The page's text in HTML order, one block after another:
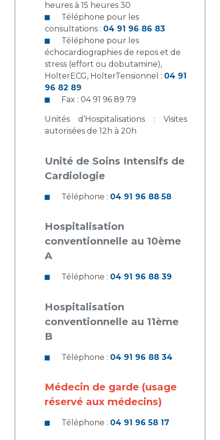
Qualité
Nos indicateurs qualité et de sécurité des soins
Protection des données
Sécurité
Les recherches en santé à l’AP-HM
Liste des marchés conclus
Documents utiles
heures à 15 heures 30
Téléphone pour les
consultations : 04 91 96 86 83
Téléphone pour les
échocardiographies de repos et de
stress (effort ou dobutamine),
HolterECG, HolterTensionnel : 04 91
96 82 89
Fax : 04 91 96 89 79
Unités d’Hospitalisations : Visites
autorisées de 12h à 20h
Unité de Soins Intensifs de
Cardiologie
Téléphone : 04 91 96 88 58
Hospitalisation
conventionnelle au 10ème
A
Téléphone : 04 91 96 88 39
Hospitalisation
conventionnelle au 11ème
B
Téléphone : 04 91 96 88 34
Médecin de garde (usage
réservé aux médecins)
Téléphone : 04 91 96 58 17